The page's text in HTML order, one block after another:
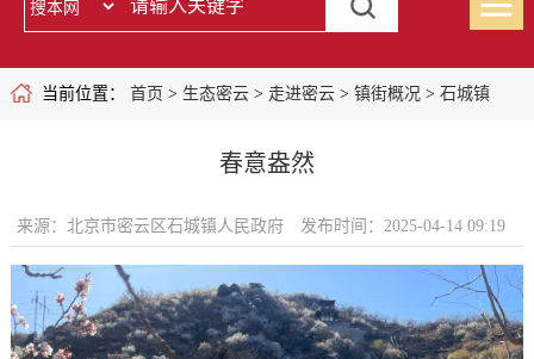
当前位置： 首页 > 生态密云> 走进密云> 镇街概况 > 石城镇
春意盎然
来源：北京市密云区石城镇人民政府 发布时间：2025-04-14 09:19